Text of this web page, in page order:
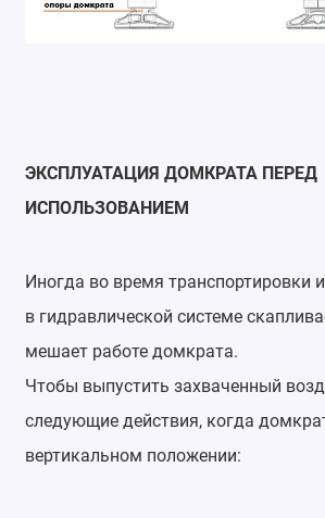
ЭКСПЛУАТАЦИЯ ДОМКРАТА ПЕРЕД
ИСПОЛЬЗОВАНИЕМ
Иногда во время транспортировки
в гидравлической системе
мешает работе домкрата.
Чтобы выпустить захваченный
следующие действия, когда
вертикальном положении: